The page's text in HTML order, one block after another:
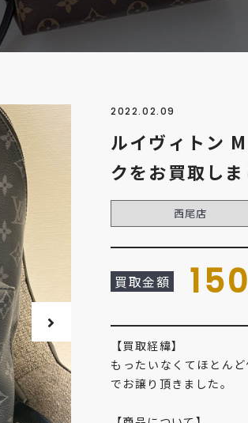
2022.02.09
ルイヴィトン
クをお買取し
西尾店
買取金額
【買取経緯】
もったいなくてほとん
でお譲り頂きました。